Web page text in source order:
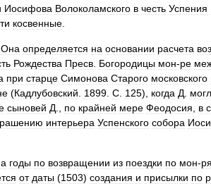
Иосифова Волоколамского в честь Успения
косвенные
Она определяется на основании расчета
Рождества Пресв Богородицы мон-ре
при старце Симонова Старого московского
(Кадлубовский 1899 С 125), когда Д
сыновей Д по крайней мере Феодосия в
интерьера Успенского собора
годы по возвращении из поездки по мон-
от даты (1503) создания и присылки по